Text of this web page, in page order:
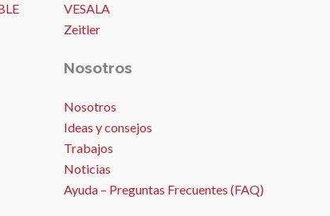
VESALA
Zeitler
Nosotros
Nosotros
Ideas y consejos
Trabajos
Noticias
Ayuda – Preguntas Frecuentes (FAQ)